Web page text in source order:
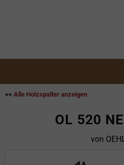
>> Alle Holzspalter anzeigen
OL 520
von